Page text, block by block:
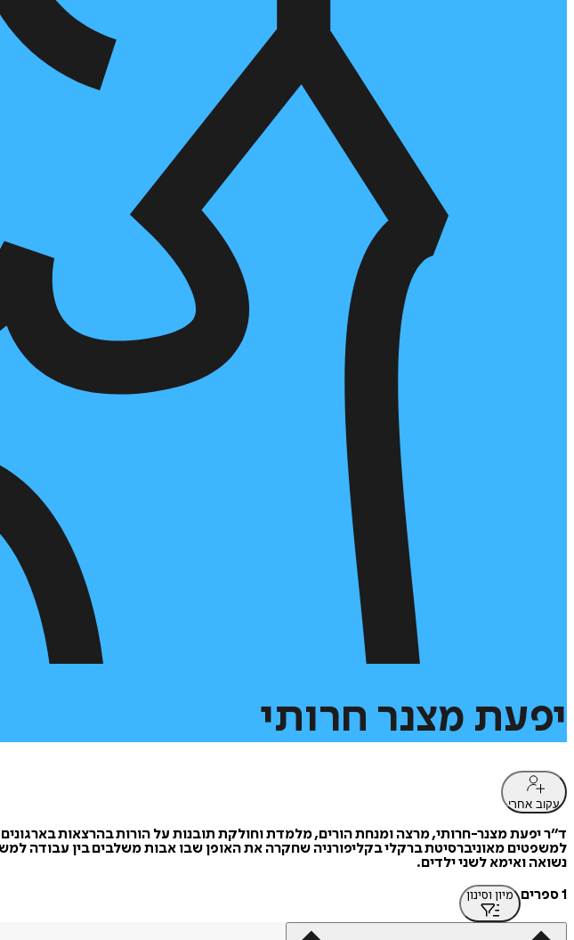
יפעת מצנר חרותי
עקוב אחרי
ד״ר יפעת מצנר-חרותי, מרצה ומנחת הורים, מלמדת וחולקת תובנות על הורות בהרצאות
למשפטים מאוניברסיטת ברקלי בקליפורניה שחקרה את האופן שבו אבות משלבים בין עבודה
נשואה ואימא לשני ילדים.
1 ספרים
מיון וסינון